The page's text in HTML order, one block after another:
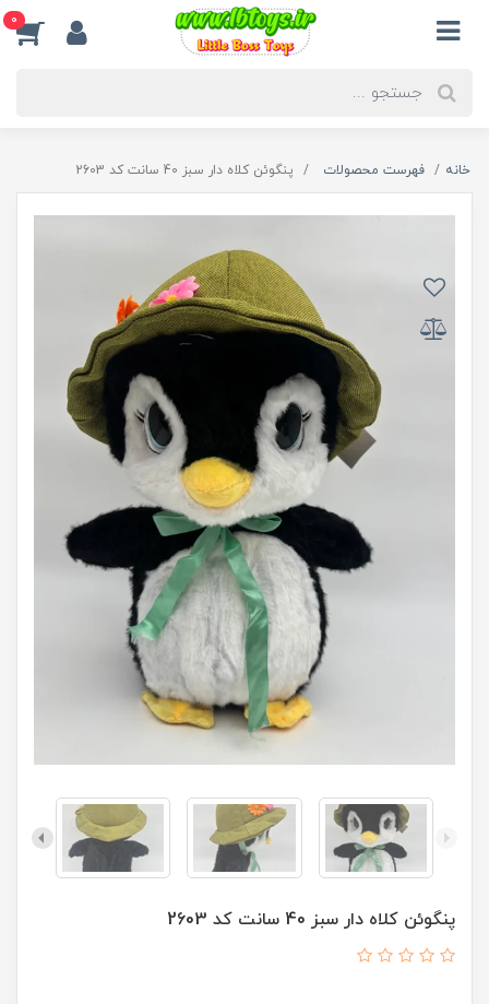
0
خانه فهرست محصولات پنگوئن کلاه دار سبز 40 سانت کد 2603
پنگوئن کلاه دار سبز 40 سانت کد 2603